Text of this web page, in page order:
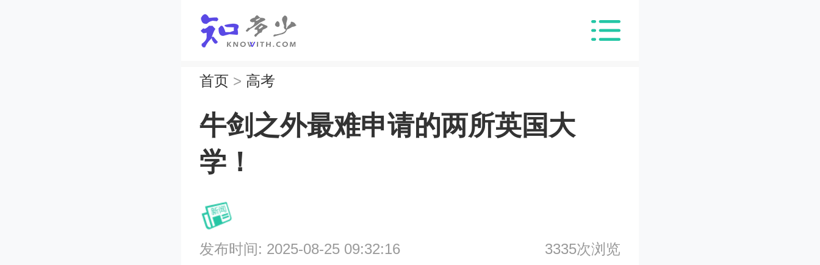
首页 > 高考
牛剑之外最难申请的两所英国大
学！
发布时间: 2025-08-25 09:32:16 3335次浏览